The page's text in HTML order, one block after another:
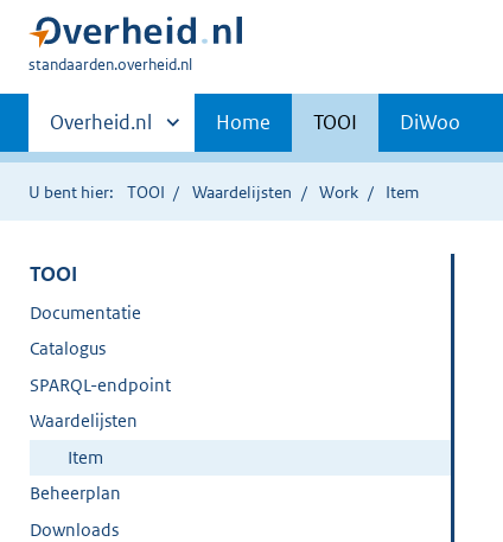
U
hier:
standaarden.overheid.nl
Primaire
navigatie
Andere
sites
binnen
Overheid.nl Home TOOI DiWoo
U bent hier: TOOI Waardelijsten Work Item
TOOI
Documentatie
Catalogus
SPARQL-endpoint
Waardelijsten
Item
Beheerplan
Downloads